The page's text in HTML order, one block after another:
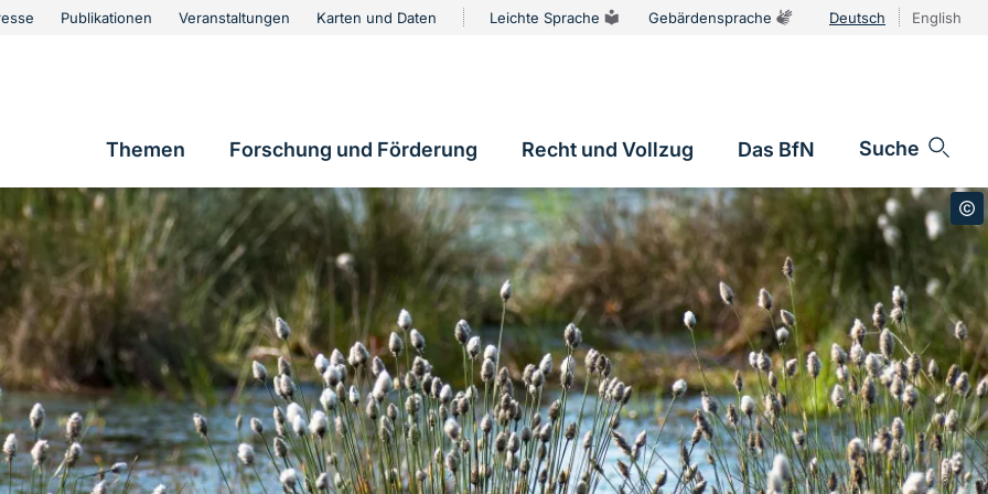
Publikationen Veranstaltungen Karten und Daten Leichte Sprache Gebärdensprache Deutsch English
Hauptnavigation
Themen Forschung und Förderung Recht und Vollzug Das BfN Suche